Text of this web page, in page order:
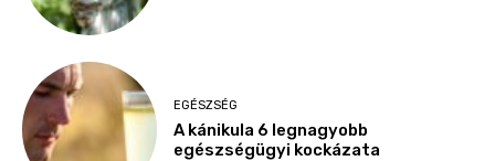
EGÉSZSÉG
A kánikula 6 legnagyobb
egészségügyi kockázata